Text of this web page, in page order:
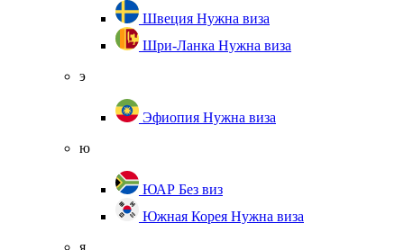
Швеция Нужна виза
Шри-Ланка Нужна виза
э
Эфиопия Нужна виза
ю
ЮАР Без виз
Южная Корея Нужна виза
я